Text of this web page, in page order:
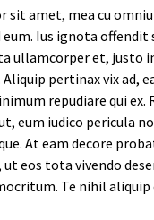
sit amet, mea cu
Ius ignota offendit
ullamcorper et, justo
pertinax vix ad,
repudiare qui ex.
eum iudico pericula
At eam decore
eos tota vivendo
Te nihil aliquip